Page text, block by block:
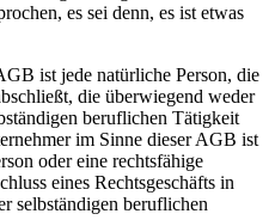
es sei denn, es ist etwas
ist jede natürliche Person, die
die überwiegend weder
beruflichen Tätigkeit
im Sinne dieser AGB ist
oder eine rechtsfähige
eines Rechtsgeschäfts in
selbständigen beruflichen